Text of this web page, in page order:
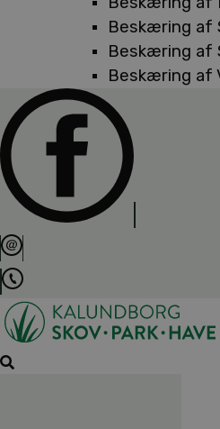
Beskæring af
Beskæring af
Beskæring af